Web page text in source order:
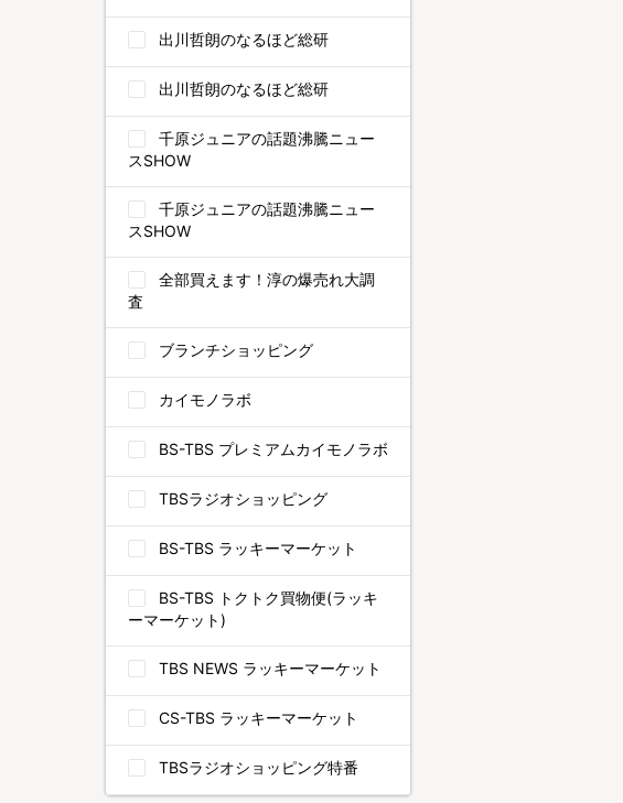
出川哲朗のなるほど総研
出川哲朗のなるほど総研
千原ジュニアの話題沸騰ニュー
スSHOW
千原ジュニアの話題沸騰ニュー
スSHOW
全部買えます！淳の爆売れ大調
査
ブランチショッピング
カイモノラボ
BS-TBS プレミアムカイモノラボ
TBSラジオショッピング
BS-TBS ラッキーマーケット
BS-TBS トクトク買物便(ラッキ
ーマーケット)
TBS NEWS ラッキーマーケット
CS-TBS ラッキーマーケット
TBSラジオショッピング特番